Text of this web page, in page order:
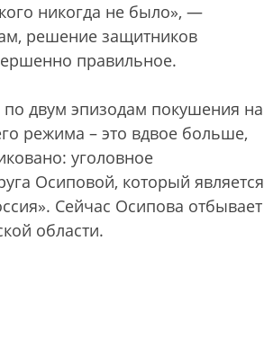
никогда не было», —
решение защитников
правильное.
двум эпизодам покушения на
режима – это вдвое больше,
уголовное
Осиповой, который является
Сейчас Осипова отбывает
области.